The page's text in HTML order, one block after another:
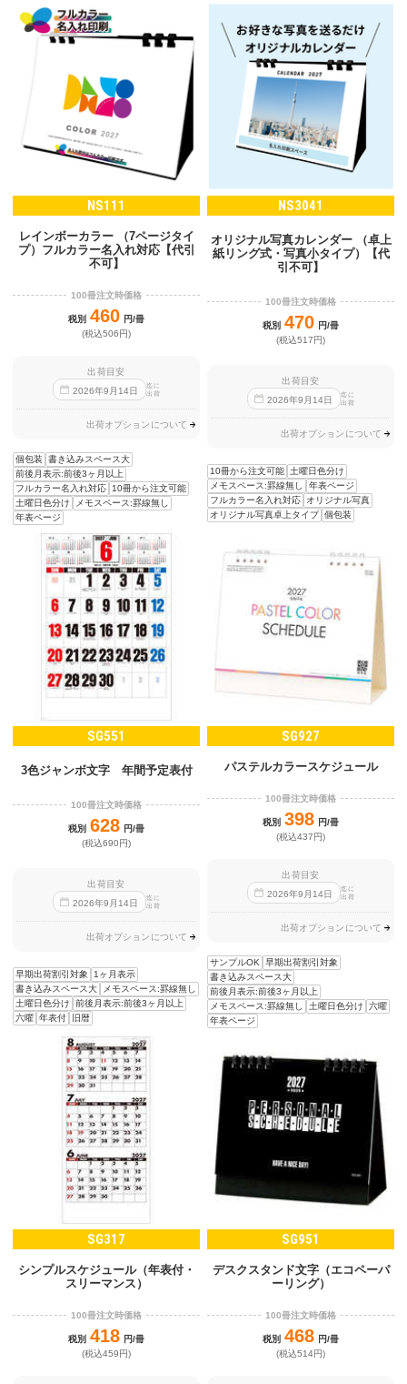
NS111
レインボーカラー （7ページタイ
プ）フルカラー名入れ対応【代引
不可】
100冊注文時価格
税別 460 円/冊
(税込506円)
出荷目安
2026年9 月14日
迄に
出荷
出荷オプションについて
個包装
書き込みスペース大
前後月表示:前後3ヶ月以上
フルカラー名入れ対応 10冊から注文可能
土曜日色分け
メモスペース:罫線無し
年表ページ
NS3041
オリジナル写真カレンダー （卓上
紙リング式・写真小タイプ）【代
引不可】
100冊注文時価格
税別 470 円/冊
(税込517円)
出荷目安
2026年9 月 14日
迄に
出荷
出荷オプションについて
10冊から注文可能
土曜日色分け
メモスペース:罫線無し
年表ページ
フルカラー名入れ対応
オリジナル写真
オリジナル写真卓上タイプ 個包装
SG551
3色ジャンボ文字 年間予定表付
100冊注文時価格
税別 628 円/冊
(税込690円)
出荷目安
2026年9 月 14日
迄に
出荷
出荷オプションについて
早期出荷割引対象
1ヶ月表示
書き込みスペース大
メモスペース:罫線無し
土曜日色分け
前後月表示:前後3ヶ月以上
六曜 年表付 旧暦
SG927
パステルカラースケジュール
100冊注文時価格
税別 398 円/冊
(税込437円)
出荷目安
2026年9 月14日
迄に
出荷
出荷オプションについて
サンプルOK 早期出荷割引対象
書き込みスペース大
前後月表示:前後3ヶ月以上
メモスペース:罫線無し
土曜日色分け
六曜
年表ページ
SG317
シンプルスケジュール（年表付・
スリーマンス）
100冊注文時価格
税別 418 円/冊
(税込459円)
SG951
デスクスタンド文字（エコペーパ
ーリング）
100冊注文時価格
税別 468 円/冊
(税込514円)